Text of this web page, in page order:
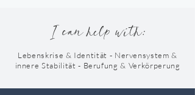
I can help with:
Lebenskrise & Identität - Nervensystem &
innere Stabilität - Berufung & Verkörperung